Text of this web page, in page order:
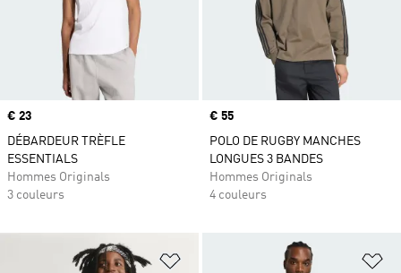
Prix
€ 23
DÉBARDEUR TRÈFLE
ESSENTIALS
Hommes Originals
3 couleurs
Prix
€ 55
POLO DE RUGBY MANCHES
LONGUES 3 BANDES
Hommes Originals
4 couleurs
Ajouter à la Liste de produits